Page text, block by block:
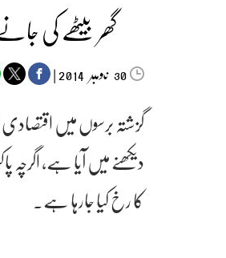
گھر بیٹھے کی جانے والی 10 بہترین ملازمتیں، آپ بھی
30‬‮نومبر‬‮ |
گزشتہ برسوں میں
دیکھنے میں آیا ہے،
کا رخ کیا جارہا ہے۔